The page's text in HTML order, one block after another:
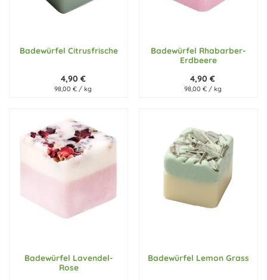
Badewürfel Citrusfrische
4,90 €
98,00 € / kg
Badewürfel Rhabarber-
Erdbeere
4,90 €
98,00 € / kg
Badewürfel Lavendel-
Rose
Badewürfel Lemon Grass